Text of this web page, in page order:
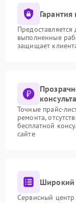
выполненные
защищает
Точные прайс-
ремонта,
бесплатной
сайте
Широкий
Сервисный центр